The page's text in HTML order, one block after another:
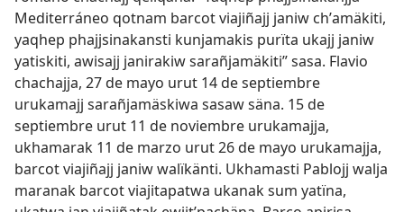
Mediterráneo qotnam barcot viajiñajj janiw chʼamäkiti,
yaqhep phajjsinakansti kunjamakis purïta ukajj janiw
yatiskiti, awisajj janirakiw sarañjamäkiti” sasa. Flavio
chachajja, 27 de mayo urut 14 de septiembre
urukamajj sarañjamäskiwa sasaw säna. 15 de
septiembre urut 11 de noviembre urukamajja,
ukhamarak 11 de marzo urut 26 de mayo urukamajja,
barcot viajiñajj janiw walïkänti. Ukhamasti Pablojj walja
maranak barcot viajitapatwa ukanak sum yatïna,